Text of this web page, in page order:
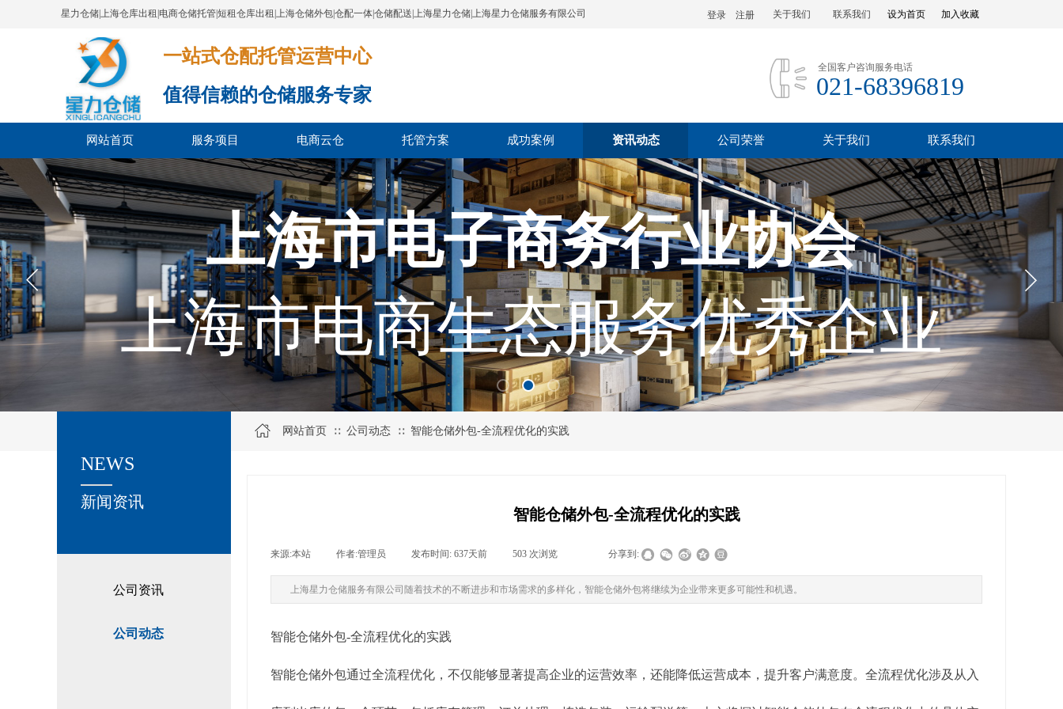
星力仓储|上海仓库出租|电商仓储托管|短租仓库出租|上海仓储外包|仓配一体|仓储配送|上海星力仓储|上海星力仓储服务有限公司 设为首页 加入收藏
登录 注册 联系我们
关于我们
一站式仓配托管运营中心​​​​​​​​​​​​​​​​​
值得信赖的仓储服务专家
全国客户咨询服务电话
021-68396819
网站首页 服务项目 电商云仓 托管方案 成功案例 资讯动态 公司荣誉 关于我们 联系我们
上海市电子商务行业协会
上海市电商生态服务优秀企业
公司资讯
公司动态
关于我们
新闻资讯
NEWS
网站首页 ∷ 公司动态 ∷ 智能仓储外包-全流程优化的实践
智能仓储外包-全流程优化的实践
来源:本站 作者:管理员 发布时间: 637天前 503 次浏览 分享到:
上海星力仓储服务有限公司随着技术的不断进步和市场需求的多样化，智能仓储外包将继续为企业带来更多可能性和机遇。
智能仓储外包-全流程优化的实践
智能仓储外包通过全流程优化，不仅能够显著提高企业的运营效率，还能降低运营成本，提升客户满意度。全流程优化涉及从入